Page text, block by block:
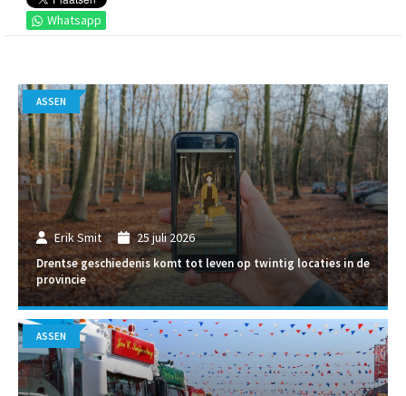
Whatsapp
Erik Smit 25 juli 2026
Drentse geschiedenis komt tot leven op twintig locaties in de
provincie
ASSEN
ASSEN